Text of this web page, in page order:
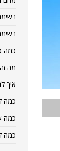
כמה
מה זה
איך
כמה
כמה
כמה